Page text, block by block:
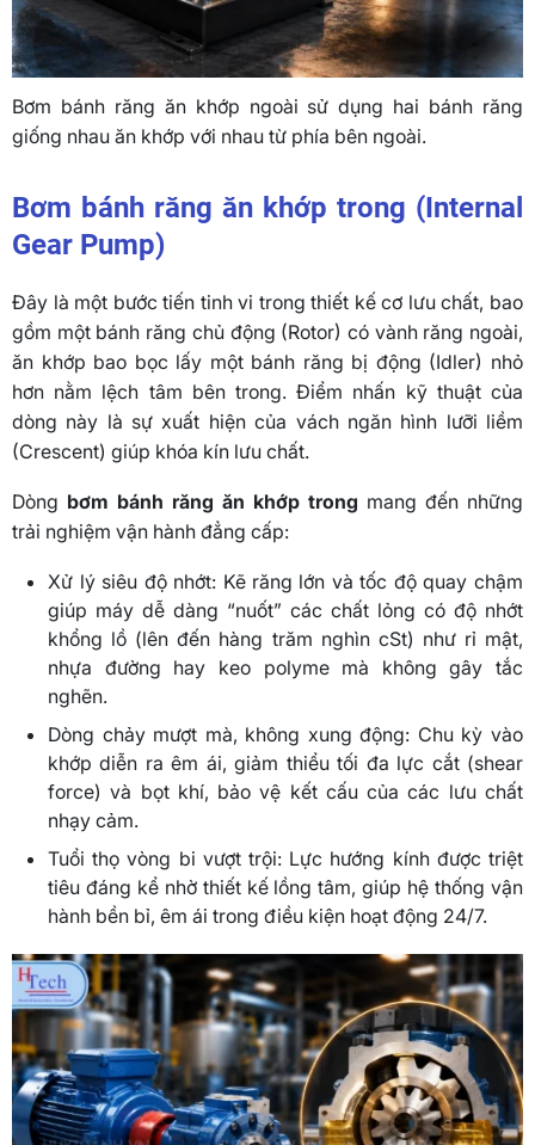
Bơm bánh răng ăn khớp ngoài sử dụng hai bánh răng
giống nhau ăn khớp với nhau từ phía bên ngoài.
Bơm bánh răng ăn khớp trong (Internal
Gear Pump)
Đây là một bước tiến tinh vi trong thiết kế cơ lưu chất, bao
gồm một bánh răng chủ động (Rotor) có vành răng ngoài,
ăn khớp bao bọc lấy một bánh răng bị động (Idler) nhỏ
hơn nằm lệch tâm bên trong. Điểm nhấn kỹ thuật của
dòng này là sự xuất hiện của vách ngăn hình lưỡi liềm
(Crescent) giúp khóa kín lưu chất.
Dòng bơm bánh răng ăn khớp trong mang đến những
trải nghiệm vận hành đẳng cấp:
Xử lý siêu độ nhớt: Kẽ răng lớn và tốc độ quay chậm
giúp máy dễ dàng “nuốt” các chất lỏng có độ nhớt
khổng lồ (lên đến hàng trăm nghìn cSt) như rỉ mật,
nhựa đường hay keo polyme mà không gây tắc
nghẽn.
Dòng chảy mượt mà, không xung động: Chu kỳ vào
khớp diễn ra êm ái, giảm thiểu tối đa lực cắt (shear
force) và bọt khí, bảo vệ kết cấu của các lưu chất
nhạy cảm.
Tuổi thọ vòng bi vượt trội: Lực hướng kính được triệt
tiêu đáng kể nhờ thiết kế lồng tâm, giúp hệ thống vận
hành bền bỉ, êm ái trong điều kiện hoạt động 24/7.